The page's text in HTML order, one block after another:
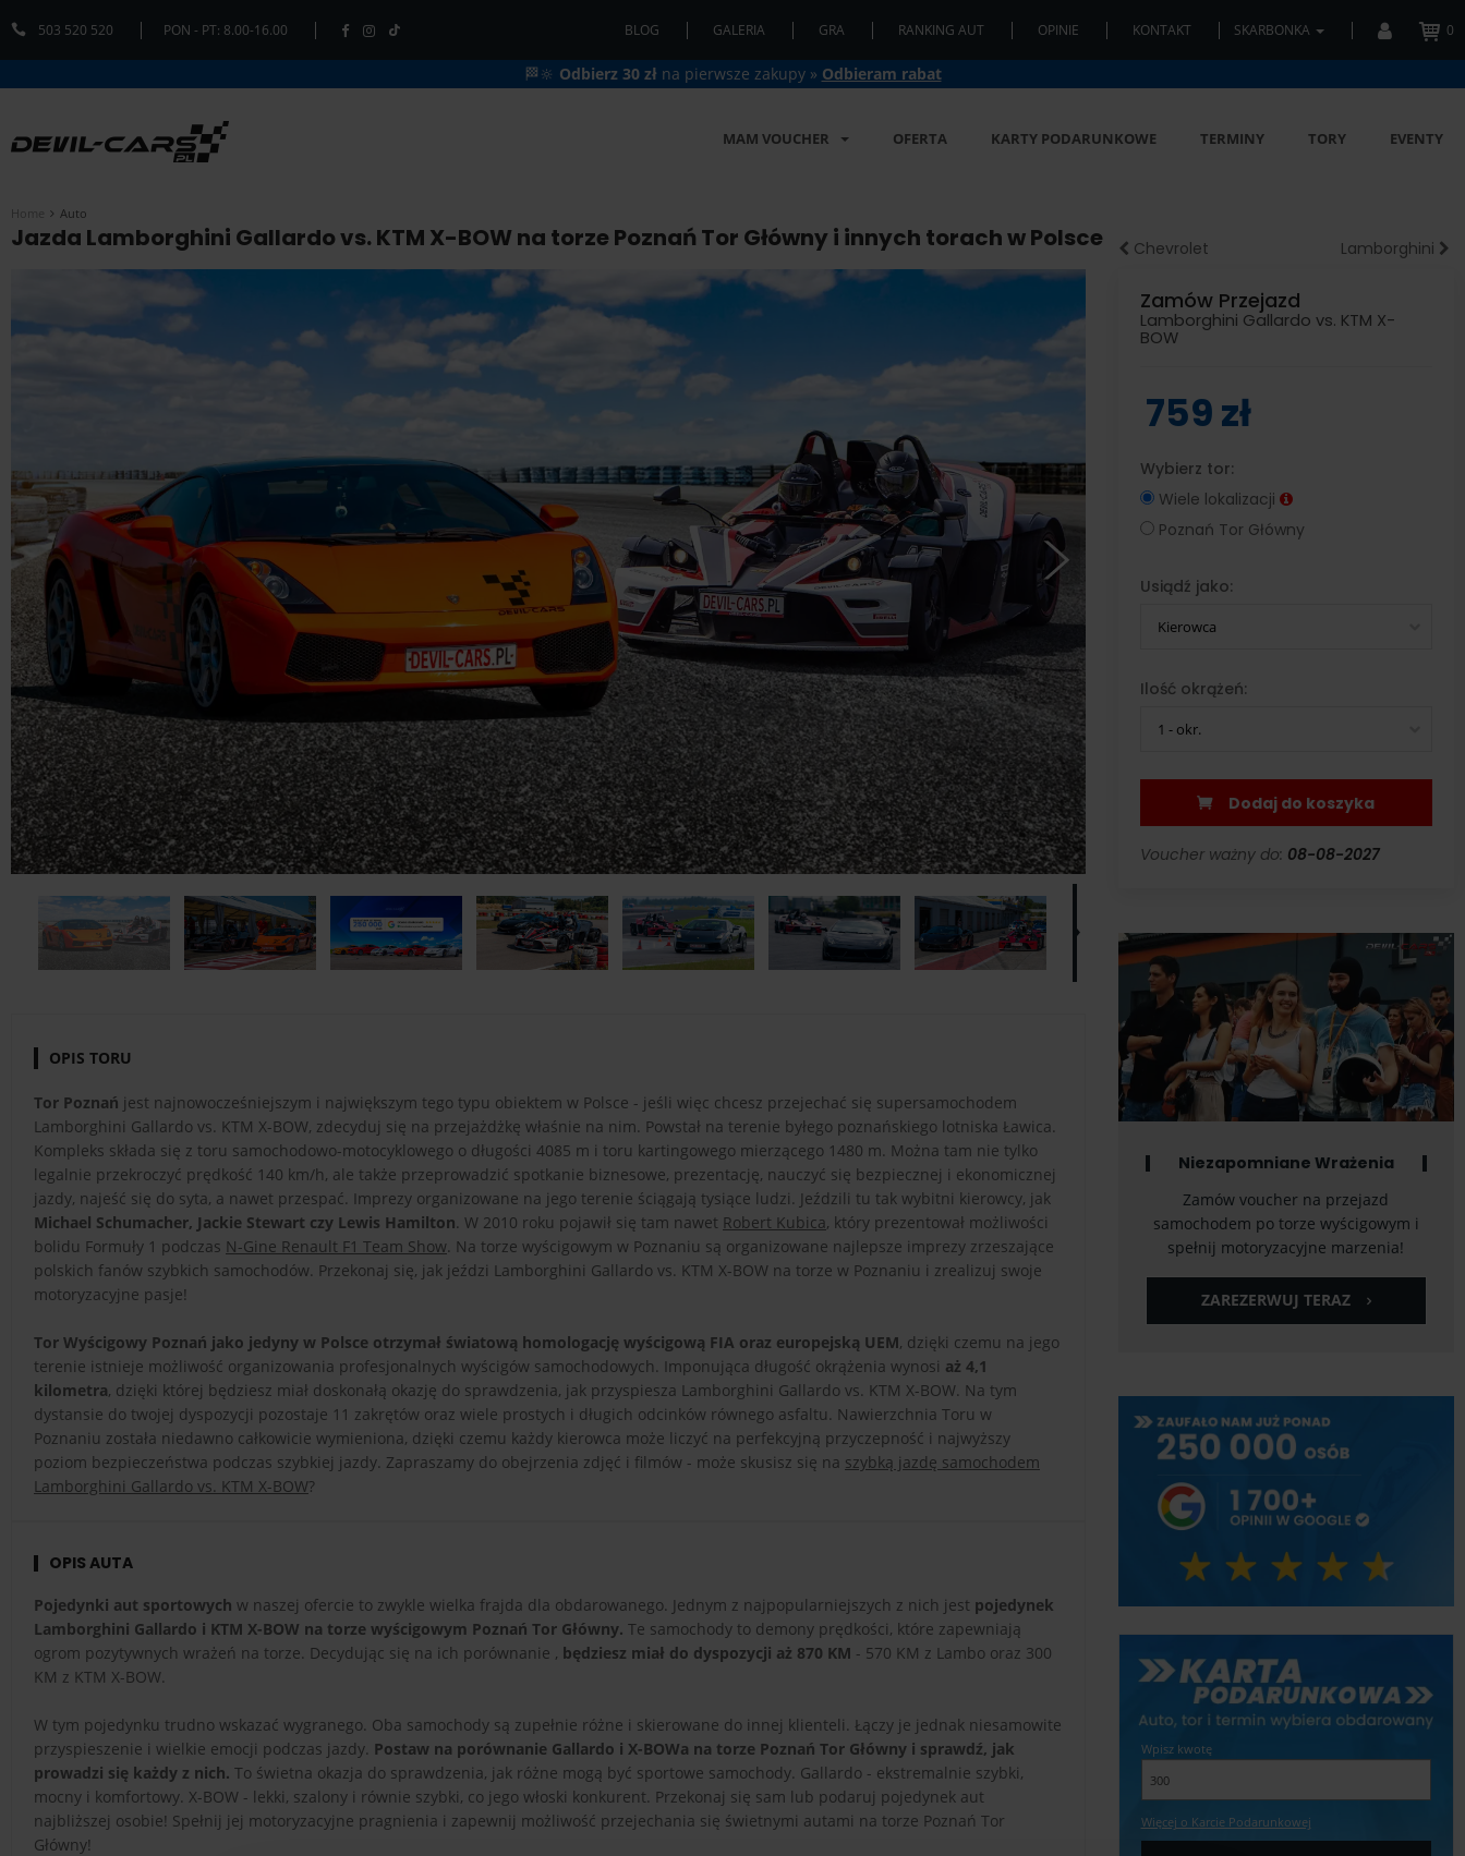
503 520 520 PON - PT: 8.00-16.00 BLOG GALERIA GRA RANKING AUT OPINIE KONTAKT SKARBONKA 0
🏁🔆 Odbierz 30 zł na pierwsze zakupy » Odbieram rabat
MAM VOUCHER OFERTA KARTY PODARUNKOWE TERMINY TORY EVENTY
Home Auto
Jazda Lamborghini Gallardo vs. KTM X-BOW na torze Poznań Tor Główny i innych torach w Polsce
OPIS TORU
Tor Poznań jest najnowocześniejszym i największym tego typu obiektem w Polsce - jeśli więc chcesz przejechać się supersamochodem
Lamborghini Gallardo vs. KTM X-BOW, zdecyduj się na przejażdżkę właśnie na nim. Powstał na terenie byłego poznańskiego lotniska Ławica.
Kompleks składa się z toru samochodowo-motocyklowego o długości 4085 m i toru kartingowego mierzącego 1480 m. Można tam nie tylko
legalnie przekroczyć prędkość 140 km/h, ale także przeprowadzić spotkanie biznesowe, prezentację, nauczyć się bezpiecznej i ekonomicznej
jazdy, najeść się do syta, a nawet przespać. Imprezy organizowane na jego terenie ściągają tysiące ludzi. Jeździli tu tak wybitni kierowcy, jak
Michael Schumacher, Jackie Stewart czy Lewis Hamilton. W 2010 roku pojawił się tam nawet Robert Kubica, który prezentował możliwości
bolidu Formuły 1 podczas N-Gine Renault F1 Team Show. Na torze wyścigowym w Poznaniu są organizowane najlepsze imprezy zrzeszające
polskich fanów szybkich samochodów. Przekonaj się, jak jeździ Lamborghini Gallardo vs. KTM X-BOW na torze w Poznaniu i zrealizuj swoje
motoryzacyjne pasje!
Tor Wyścigowy Poznań jako jedyny w Polsce otrzymał światową homologację wyścigową FIA oraz europejską UEM, dzięki czemu na jego
terenie istnieje możliwość organizowania profesjonalnych wyścigów samochodowych. Imponująca długość okrążenia wynosi aż 4,1
kilometra, dzięki której będziesz miał doskonałą okazję do sprawdzenia, jak przyspiesza Lamborghini Gallardo vs. KTM X-BOW. Na tym
dystansie do twojej dyspozycji pozostaje 11 zakrętów oraz wiele prostych i długich odcinków równego asfaltu. Nawierzchnia Toru w
Poznaniu została niedawno całkowicie wymieniona, dzięki czemu każdy kierowca może liczyć na perfekcyjną przyczepność i najwyższy
poziom bezpieczeństwa podczas szybkiej jazdy. Zapraszamy do obejrzenia zdjęć i filmów - może skusisz się na szybką jazdę samochodem
Lamborghini Gallardo vs. KTM X-BOW?
OPIS AUTA
Pojedynki aut sportowych w naszej ofercie to zwykle wielka frajda dla obdarowanego. Jednym z najpopularniejszych z nich jest pojedynek
Lamborghini Gallardo i KTM X-BOW na torze wyścigowym Poznań Tor Główny. Te samochody to demony prędkości, które zapewniają
ogrom pozytywnych wrażeń na torze. Decydując się na ich porównanie , będziesz miał do dyspozycji aż 870 KM - 570 KM z Lambo oraz 300
KM z KTM X-BOW.
W tym pojedynku trudno wskazać wygranego. Oba samochody są zupełnie różne i skierowane do innej klienteli. Łączy je jednak niesamowite
przyspieszenie i wielkie emocji podczas jazdy. Postaw na porównanie Gallardo i X-BOWa na torze Poznań Tor Główny i sprawdź, jak
prowadzi się każdy z nich. To świetna okazja do sprawdzenia, jak różne mogą być sportowe samochody. Gallardo - ekstremalnie szybki,
mocny i komfortowy. X-BOW - lekki, szalony i równie szybki, co jego włoski konkurent. Przekonaj się sam lub podaruj pojedynek aut
najbliższej osobie! Spełnij jej motoryzacyjne pragnienia i zapewnij możliwość przejechania się świetnymi autami na torze Poznań Tor
Główny!
Chevrolet Lamborghini
Zamów Przejazd
Lamborghini Gallardo vs. KTM X-
BOW
759 zł
Wybierz tor:
Wiele lokalizacji
Poznań Tor Główny
Usiądź jako:
Kierowca
Ilość okrążeń:
1 - okr.
Dodaj do koszyka
Voucher ważny do: 08-08-2027
Niezapomniane Wrażenia
Zamów voucher na przejazd
samochodem po torze wyścigowym i
spełnij motoryzacyjne marzenia!
ZAREZERWUJ TERAZ
Wpisz kwotę
Więcej o Karcie Podarunkowej